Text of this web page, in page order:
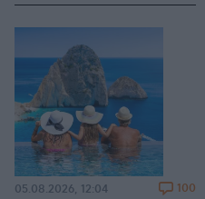
05.08.2026, 12:04 100